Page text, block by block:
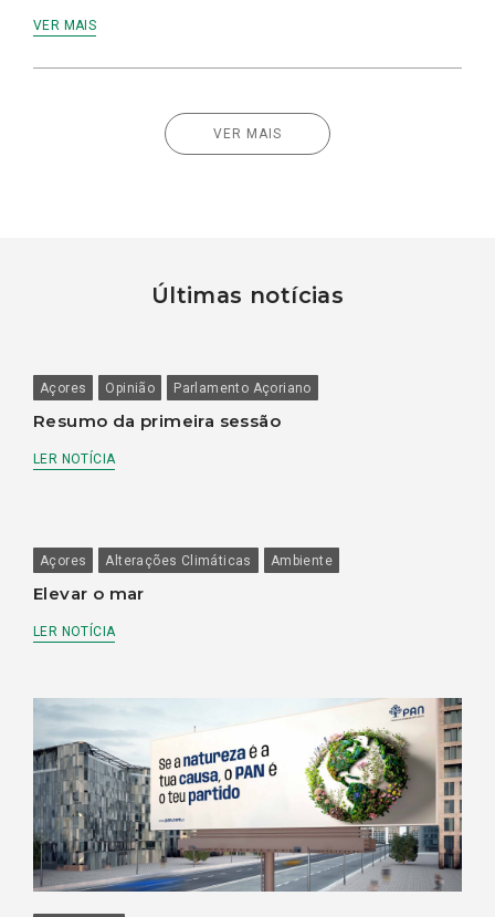
VER MAIS
VER MAIS
Últimas notícias
Açores Opinião Parlamento Açoriano
Resumo da primeira sessão
LER NOTÍCIA
Açores Alterações Climáticas Ambiente
Elevar o mar
LER NOTÍCIA